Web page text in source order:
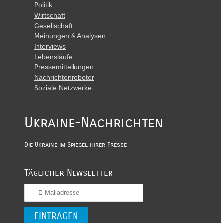
Politik
Wirtschaft
Gesellschaft
Meinungen & Analysen
Interviews
Lebensläufe
Pressemitteilungen
Nachrichtenroboter
Soziale Netzwerke
Ukraine-Nachrichten
Die Ukraine im Spiegel ihrer Presse
Täglicher Newsletter